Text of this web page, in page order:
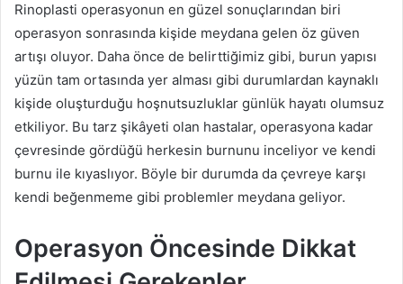
Rinoplasti operasyonun en güzel sonuçlarından biri
operasyon sonrasında kişide meydana gelen öz güven
artışı oluyor. Daha önce de belirttiğimiz gibi, burun yapısı
yüzün tam ortasında yer alması gibi durumlardan kaynaklı
kişide oluşturduğu hoşnutsuzluklar günlük hayatı olumsuz
etkiliyor. Bu tarz şikâyeti olan hastalar, operasyona kadar
çevresinde gördüğü herkesin burnunu inceliyor ve kendi
burnu ile kıyaslıyor. Böyle bir durumda da çevreye karşı
kendi beğenmeme gibi problemler meydana geliyor.
Operasyon Öncesinde Dikkat